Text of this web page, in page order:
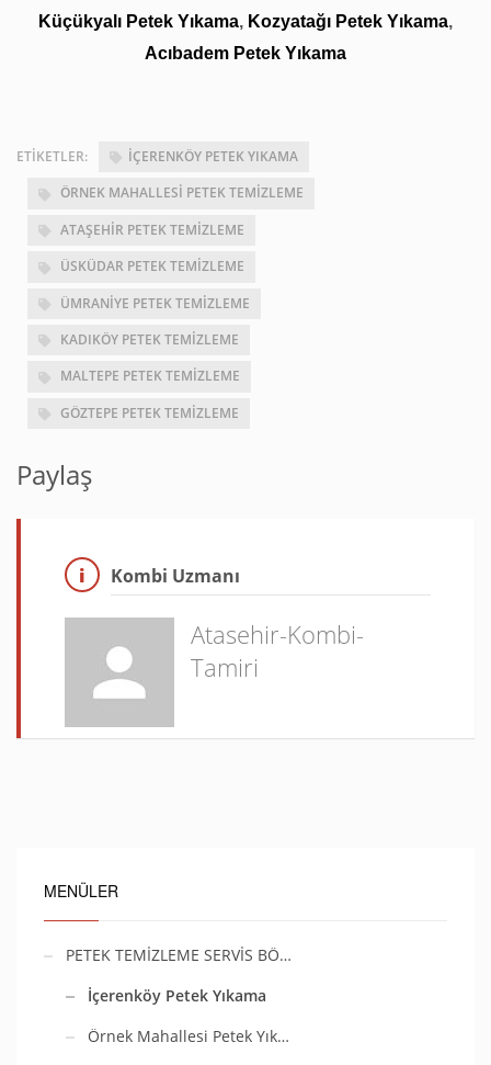
Küçükyalı Petek Yıkama, Kozyatağı Petek Yıkama,
Acıbadem Petek Yıkama
ETIKETLER: İÇERENKÖY PETEK YIKAMA
ÖRNEK MAHALLESI PETEK TEMIZLEME
ATAŞEHIR PETEK TEMIZLEME
ÜSKÜDAR PETEK TEMIZLEME
ÜMRANIYE PETEK TEMIZLEME
KADIKÖY PETEK TEMIZLEME
MALTEPE PETEK TEMIZLEME
GÖZTEPE PETEK TEMIZLEME
Paylaş
Kombi Uzmanı
Atasehir-Kombi-
Tamiri
MENÜLER
PETEK TEMİZLEME SERVİS BÖ…
İçerenköy Petek Yıkama
Örnek Mahallesi Petek Yık…